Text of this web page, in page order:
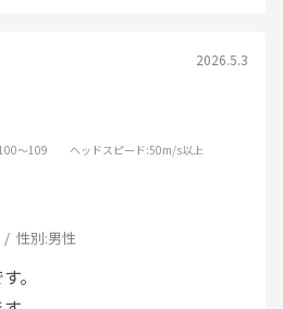
ないとどうしても滑る
したがやっぱり３
乾燥後、手のひらの型
れはあまりな
燥後は固くなるのでほ
れる
2026.5.3
～109 ヘッドスピード:50m/s以上
性別:男性
。